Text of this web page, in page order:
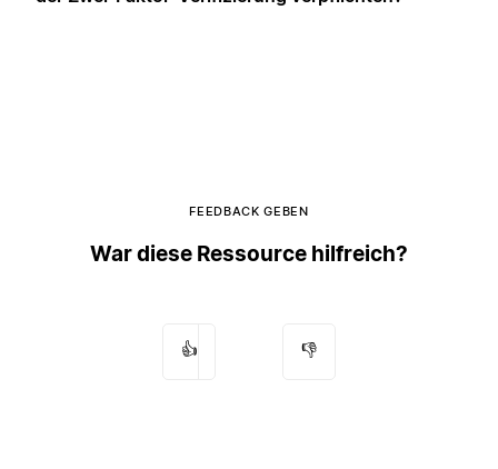
FEEDBACK GEBEN
War diese Ressource hilfreich?
👍 👎